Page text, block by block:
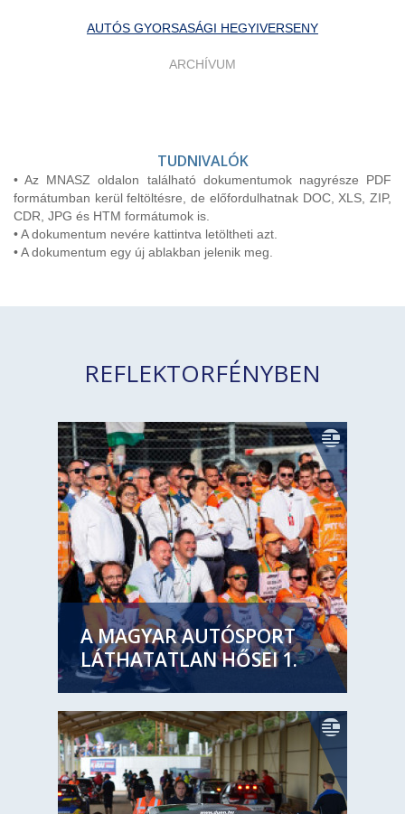
AUTÓS GYORSASÁGI HEGYIVERSENY
ARCHÍVUM
TUDNIVALÓK
• Az MNASZ oldalon található dokumentumok nagyrésze PDF
formátumban kerül feltöltésre, de előfordulhatnak DOC, XLS, ZIP,
CDR, JPG és HTM formátumok is.
• A dokumentum nevére kattintva letöltheti azt.
• A dokumentum egy új ablakban jelenik meg.
REFLEKTORFÉNYBEN
A MAGYAR AUTÓSPORT
LÁTHATATLAN HŐSEI 1.